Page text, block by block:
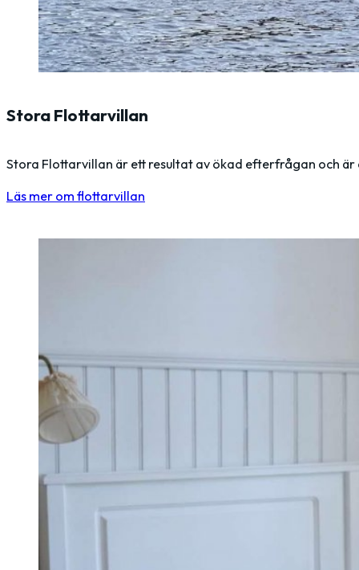
Stora Flottarvillan
Stora Flottarvillan är ett resultat av ökad efterfrågan och
Läs mer om flottarvillan